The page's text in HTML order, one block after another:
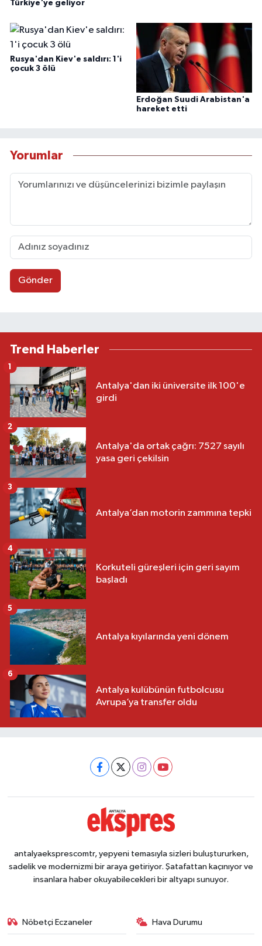
Türkiye'ye geliyor
Rusya'dan Kiev'e saldırı: 1'i
çocuk 3 ölü
Erdoğan Suudi Arabistan'a
hareket etti
Yorumlar
Gönder
Trend Haberler
Antalya'dan iki üniversite ilk 100'e
girdi
1
Antalya'da ortak çağrı: 7527 sayılı
yasa geri çekilsin
2
Antalya’dan motorin zammına tepki
3
Korkuteli güreşleri için geri sayım
başladı
4
Antalya kıyılarında yeni dönem
5
Antalya kulübünün futbolcusu
Avrupa’ya transfer oldu
6
antalyaeksprescomtr, yepyeni temasıyla sizleri buluştururken,
sadelik ve modernizmi bir araya getiriyor. Şatafattan kaçınıyor ve
insanlara haber okuyabilecekleri bir altyapı sunuyor.
Nöbetçi Eczaneler Hava Durumu